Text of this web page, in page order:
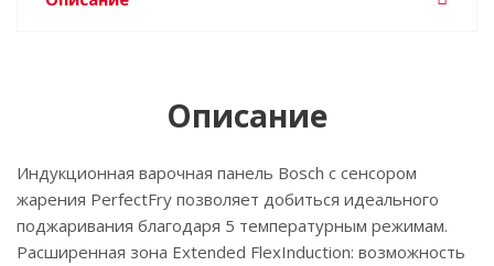
Описание
Индукционная варочная панель Bosch с сенсором
жарения PerfectFry позволяет добиться идеального
поджаривания благодаря 5 температурным режимам.
Расширенная зона Extended FlexInduction: возможность